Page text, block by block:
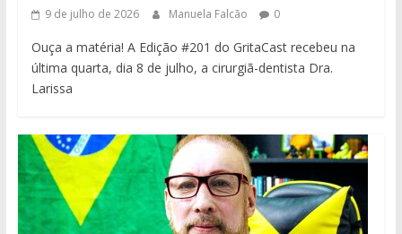
9 de julho de 2026 Manuela Falcão 0
Ouça a matéria! A Edição #201 do GritaCast recebeu na
última quarta, dia 8 de julho, a cirurgiã-dentista Dra.
Larissa